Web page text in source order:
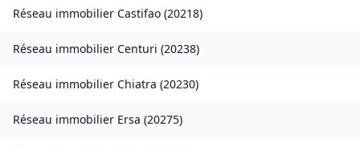
Réseau immobilier Castifao (20218)
Réseau immobilier Centuri (20238)
Réseau immobilier Chiatra (20230)
Réseau immobilier Ersa (20275)